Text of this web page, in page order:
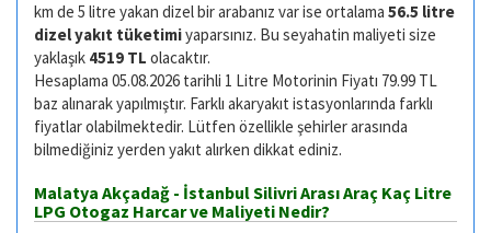
km de 5 litre yakan dizel bir arabanız var ise ortalama 56.5 litre
dizel yakıt tüketimiyaparsınız. Bu seyahatin maliyeti size
yaklaşık 4519 TL olacaktır.
Hesaplama 05.08.2026 tarihli 1 Litre Motorinin Fiyatı 79.99 TL
baz alınarak yapılmıştır. Farklı akaryakıt istasyonlarında farklı
fiyatlar olabilmektedir. Lütfen özellikle şehirler arasında
bilmediğiniz yerden yakıt alırken dikkat ediniz.
Malatya Akçadağ - İstanbul Silivri Arası Araç Kaç Litre
LPG Otogaz Harcar ve Maliyeti Nedir?